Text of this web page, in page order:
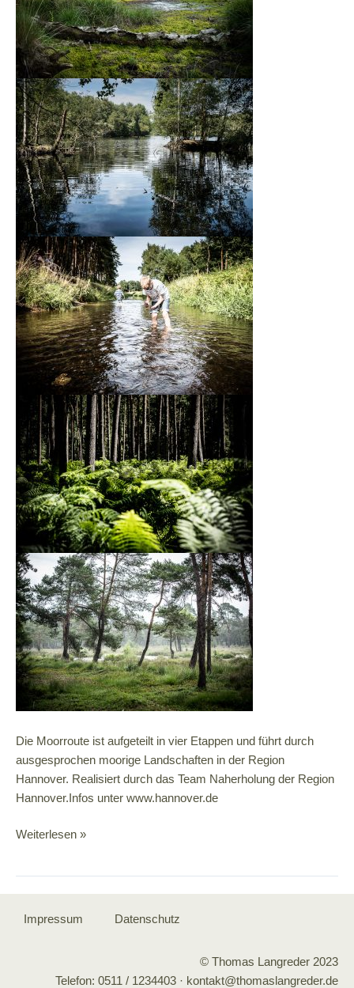
Die Moorroute ist aufgeteilt in vier Etappen und führt durch
ausgesprochen moorige Landschaften in der Region
Hannover. Realisiert durch das Team Naherholung der Region
Hannover.Infos unter www.hannover.de
Themenradweg
Weiterlesen »
Impressum Datenschutz
© Thomas Langreder 2023
Telefon: 0511 / 1234403 · kontakt@thomaslangreder.de